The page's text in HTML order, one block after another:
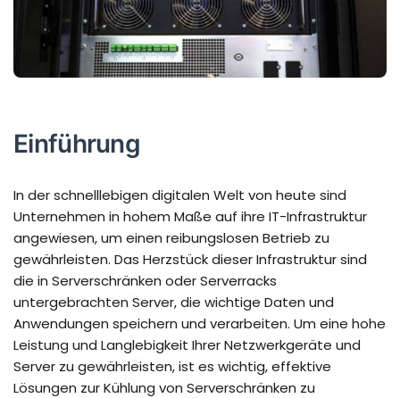
Einführung
In der schnelllebigen digitalen Welt von heute sind
Unternehmen in hohem Maße auf ihre IT-Infrastruktur
angewiesen, um einen reibungslosen Betrieb zu
gewährleisten. Das Herzstück dieser Infrastruktur sind
die in Serverschränken oder Serverracks
untergebrachten Server, die wichtige Daten und
Anwendungen speichern und verarbeiten. Um eine hohe
Leistung und Langlebigkeit Ihrer Netzwerkgeräte und
Server zu gewährleisten, ist es wichtig, effektive
Lösungen zur Kühlung von Serverschränken zu